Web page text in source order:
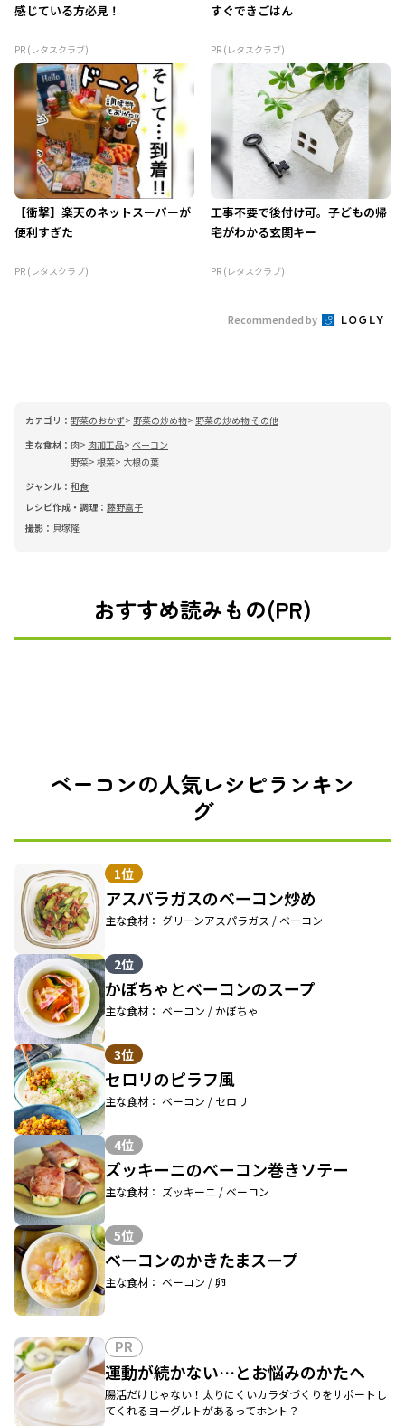
感じている方必見！
PR (レタスクラブ)
すぐできごはん
PR (レタスクラブ)
【衝撃】楽天のネットスーパーが
便利すぎた
PR (レタスクラブ)
工事不要で後付け可。子どもの帰
宅がわかる玄関キー
PR (レタスクラブ)
Recommended by
カテゴリ： 野菜のおかず 野菜の炒め物
野菜の炒め物 その他
主な食材： 肉 肉加工品 ベーコン
野菜 根菜
大根の葉
ジャンル： 和食
レシピ作成・調理： 藤野嘉子
撮影： 貝塚隆
おすすめ読みもの(PR)
ベーコンの人気レシピランキン
グ
1位
アスパラガスのベーコン炒め
主な食材： グリーンアスパラガス / ベーコン
2位
かぼちゃとベーコンのスープ
主な食材： ベーコン / かぼちゃ
3位
セロリのピラフ風
主な食材： ベーコン / セロリ
4位
ズッキーニのベーコン巻きソテー
主な食材： ズッキーニ / ベーコン
5位
ベーコンのかきたまスープ
主な食材： ベーコン / 卵
PR
運動が続かない…とお悩みのかたへ
腸活だけじゃない！太りにくいカラダづくりをサポートし
てくれるヨーグルトがあるってホント？